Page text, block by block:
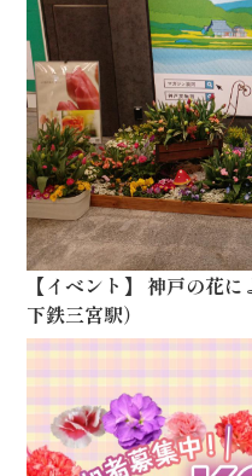
【イベント 】 神戸の花に
下鉄三宮駅）